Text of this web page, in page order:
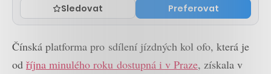
Sledovat Preferovat
Čínská platforma pro sdílení jízdných kol ofo, která je
od října minulého roku dostupná i v Praze, získala v